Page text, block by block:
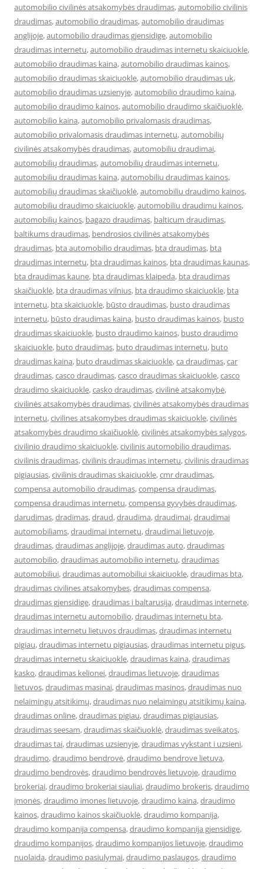
automobilio civilinės atsakomybės draudimas,automobilio civilinis
draudimas,automobilio draudimas,automobilio draudimas
anglijoje,automobilio draudimas gjensidige,automobilio
draudimas internetu,automobilio draudimas internetu skaiciuokle,
automobilio draudimas kaina,automobilio draudimas kainos,
automobilio draudimas skaiciuokle,automobilio draudimas uk,
automobilio draudimas uzsienyje,automobilio draudimo kaina,
automobilio draudimo kainos,automobilio draudimo skaičiuoklė,
automobilio kaina,automobilio privalomasis draudimas,
automobilio privalomasis draudimas internetu,automobilių
civilinės atsakomybės draudimas,automobiliu draudimai,
automobilių draudimas,automobilių draudimas internetu,
automobiliu draudimas kaina,automobiliu draudimas kainos,
automobilių draudimas skaičiuoklė,automobiliu draudimo kainos,
automobiliu draudimo skaiciuokle,automobiliu draudimu kainos,
automobilių kainos, bagazo draudimas, balticum draudimas,
baltikums draudimas, bendrosios civilinės atsakomybės
draudimas, bta automobilio draudimas, bta draudimas, bta
draudimas internetu, bta draudimas kainos, bta draudimas kaunas,
bta draudimas kaune, bta draudimas klaipeda, bta draudimas
skaičiuoklė, bta draudimas vilnius, bta draudimo skaiciuokle, bta
internetu, bta skaiciuokle, būsto draudimas, busto draudimas
internetu, būsto draudimas kaina, busto draudimas kainos, busto
draudimas skaiciuokle, busto draudimo kainos, busto draudimo
skaiciuokle, buto draudimas, buto draudimas internetu, buto
draudimas kaina, buto draudimas skaiciuokle,ca draudimas,car
draudimas,casco draudimas,casco draudimas skaiciuokle,casco
draudimo skaiciuokle,casko draudimas,civilinė atsakomybė,
civilinės atsakomybės draudimas,civilinės atsakomybės draudimas
internetu,civilines atsakomybes draudimas skaiciuokle,civilinės
atsakomybės draudimo skaičiuoklė,civilinės atsakomybės sąlygos,
civilinio draudimo skaiciuokle,civilinis automobilio draudimas,
civilinis draudimas,civilinis draudimas internetu,civilinis draudimas
pigiausias,civilinis draudimas skaiciuokle,cmr draudimas,
compensa automobilio draudimas,compensa draudimas,
compensa draudimas internetu,compensa gyvybės draudimas,
darudimas,dradimas,draud,draudima,draudimai,draudimai
automobiliams,draudimai internetu,draudimai lietuvoje,
draudimas,draudimas anglijoje,draudimas auto,draudimas
automobilio,draudimas automobilio internetu,draudimas
automobiliui,draudimas automobiliui skaiciuokle,draudimas bta,
draudimas civilines atsakomybes,draudimas compensa,
draudimas gjensidige,draudimas i baltarusija,draudimas internete,
draudimas internetu automobilio,draudimas internetu bta,
draudimas internetu lietuvos draudimas,draudimas internetu
pigiau,draudimas internetu pigiausias,draudimas internetu pigus,
draudimas internetu skaiciuokle,draudimas kaina,draudimas
kasko,draudimas kelionei,draudimas lietuvoje,draudimas
lietuvos,draudimas masinai,draudimas masinos,draudimas nuo
nelaimingų atsitikimų,draudimas nuo nelaimingų atsitikimų kaina,
draudimas online,draudimas pigiau,draudimas pigiausias,
draudimas seesam,draudimas skaičiuoklė,draudimas sveikatos,
draudimas tai,draudimas uzsienyje,draudimas vykstant i uzsieni,
draudimo,draudimo bendrovė,draudimo bendrove lietuva,
draudimo bendrovės,draudimo bendrovės lietuvoje,draudimo
brokeriai,draudimo brokeriai siauliai,draudimo brokeris,draudimo
įmonės,draudimo imones lietuvoje,draudimo kaina,draudimo
kainos,draudimo kainos skaičiuoklė,draudimo kompanija,
draudimo kompanija compensa,draudimo kompanija gjensidige,
draudimo kompanijos,draudimo kompanijos lietuvoje,draudimo
nuolaida,draudimo pasiulymai,draudimo paslaugos,draudimo